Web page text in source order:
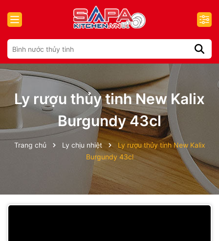
Ly rượu thủy tinh New Kalix
Burgundy 43cl
Trang chủ Ly chịu nhiệt
Ly rượu thủy tinh New Kalix
Burgundy 43cl